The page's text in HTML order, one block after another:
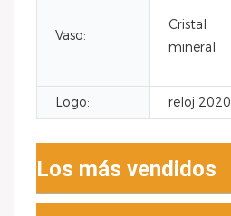
Vaso:
Cristal
mineral
Logo: reloj 2020
Los más vendidos